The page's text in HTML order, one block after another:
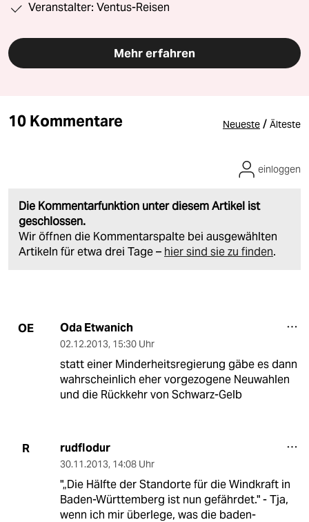
Veranstalter: Ventus-Reisen
Mehr erfahren
10 Kommentare Neueste / Älteste
Die Kommentarfunktion unter diesem Artikel ist
geschlossen.
Wir öffnen die Kommentarspalte bei ausgewählten
Artikeln für etwa drei Tage – hier sind sie zu finden.
einloggen
OE Oda Etwanich
02.12.2013, 15:30 Uhr
statt einer Minderheitsregierung gäbe es dann
wahrscheinlich eher vorgezogene Neuwahlen
und die Rückkehr von Schwarz-Gelb
R rudflodur
30.11.2013, 14:08 Uhr
"„Die Hälfte der Standorte für die Windkraft in
Baden-Württemberg ist nun gefährdet." - Tja,
wenn ich mir überlege, was die baden-